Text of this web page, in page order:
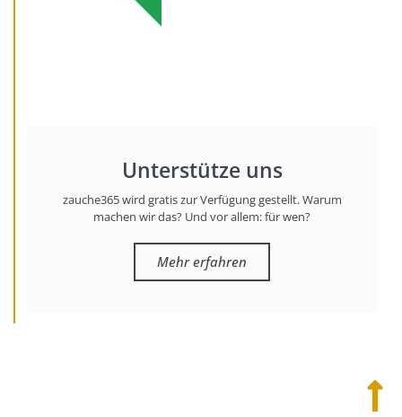
Unterstütze uns
zauche365 wird gratis zur Verfügung gestellt. Warum
machen wir das? Und vor allem: für wen?
Mehr erfahren